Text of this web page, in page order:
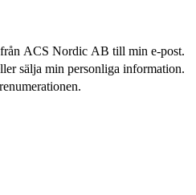
ACS Nordic AB till min e-post.
sälja min personliga information.